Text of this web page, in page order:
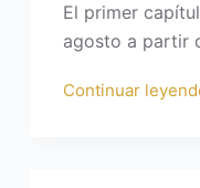
El primer
agosto a partir
Continuar